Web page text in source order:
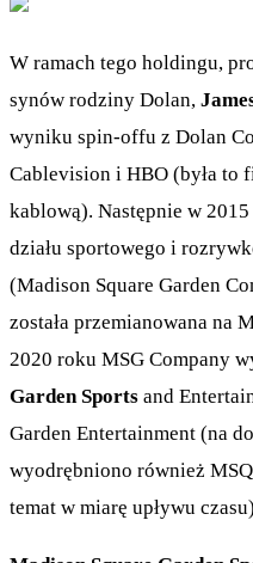
W ramach tego holdingu,
synów rodziny Dolan,
wyniku spin-offu z Dolan
Cablevision i HBO (była to
kablową). Następnie w
działu sportowego i
(Madison Square Garden
została przemianowana na
2020 roku MSG Company
Garden Sports and
Garden Entertainment (na
wyodrębniono również
temat w miarę upływu czasu)